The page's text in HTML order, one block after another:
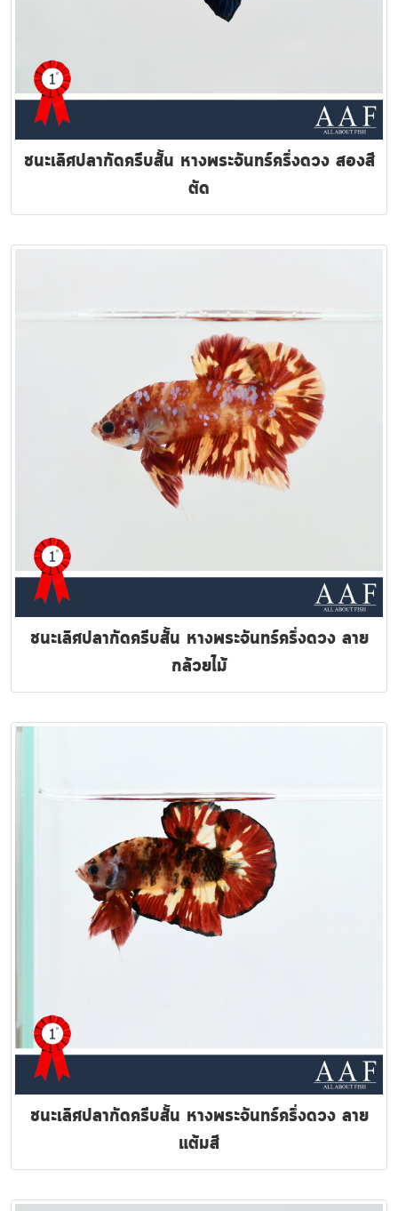
ชนะเลิศปลากัดครีบสั้น หางพระจันทร์ครึ่งดวง สองสี
ตัด
ชนะเลิศปลากัดครีบสั้น หางพระจันทร์ครึ่งดวง ลาย
กล้วยไม้
ชนะเลิศปลากัดครีบสั้น หางพระจันทร์ครึ่งดวง ลาย
แต้มสี